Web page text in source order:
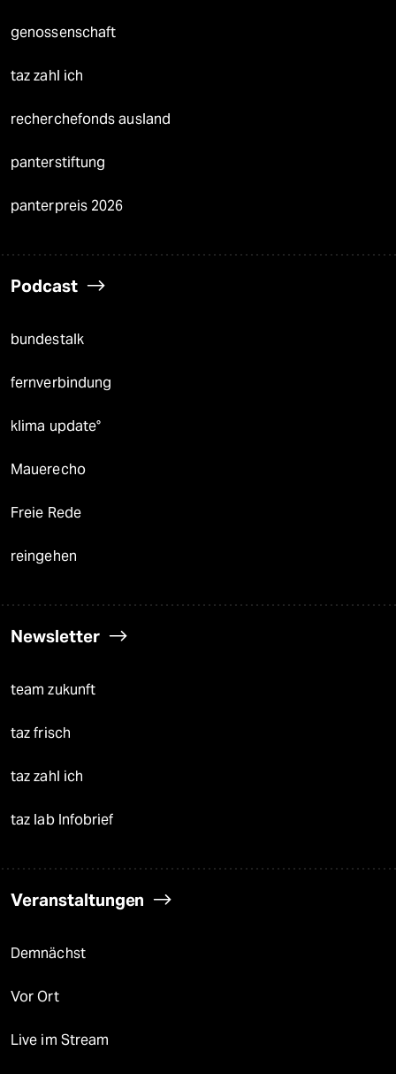
genossenschaft
taz zahl ich
recherchefonds ausland
panterstiftung
panterpreis 2026
Podcast
bundestalk
fernverbindung
klima update°
Mauerecho
Freie Rede
reingehen
Newsletter
team zukunft
taz frisch
taz zahl ich
taz lab Infobrief
Veranstaltungen
Demnächst
Vor Ort
Live im Stream